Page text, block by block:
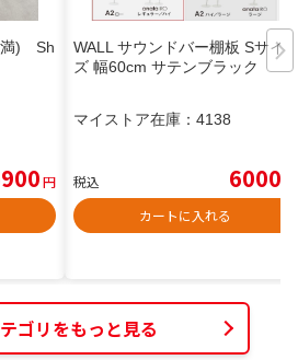
満) Sh
円
WALL サウンドバー棚板 Sサイ
ズ 幅60cm サテンブラック
マイストア在庫： 4138
税込 6000
カートに入れる
ゴリをもっと見る